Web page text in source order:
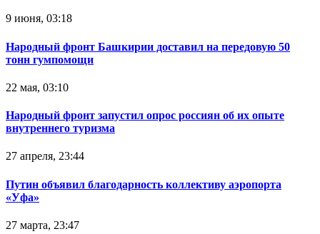
9 июня, 03:18
Народный фронт Башкирии доставил на передовую 50
тонн гумпомощи
22 мая, 03:10
Народный фронт запустил опрос россиян об их опыте
внутреннего туризма
27 апреля, 23:44
Путин объявил благодарность коллективу аэропорта
«Уфа»
27 марта, 23:47